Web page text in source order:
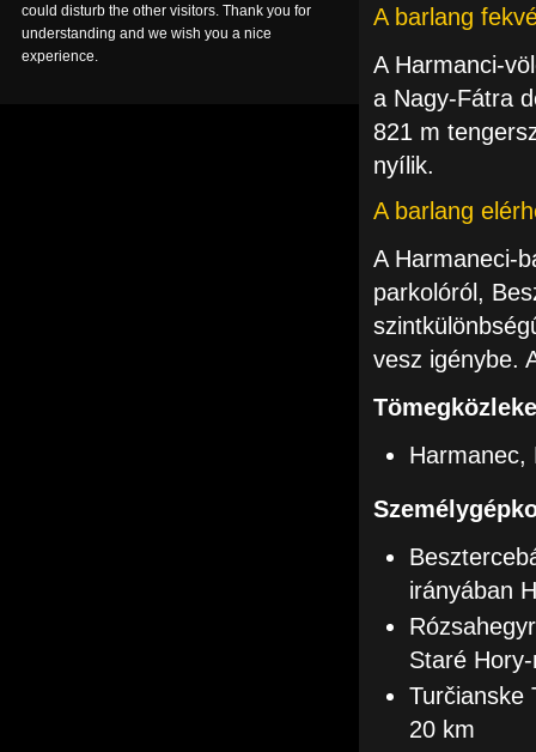
A barlang
A Harmanci-
a Nagy-Fátra
821 m
nyílik.
A barlang
A Harmaneci-
parkolóról,
vesz igénybe.
Harmanec,
irányában
Staré
Turčianske
20 km
could disturb the other visitors. Thank you for
understanding and we wish you a nice
experience.